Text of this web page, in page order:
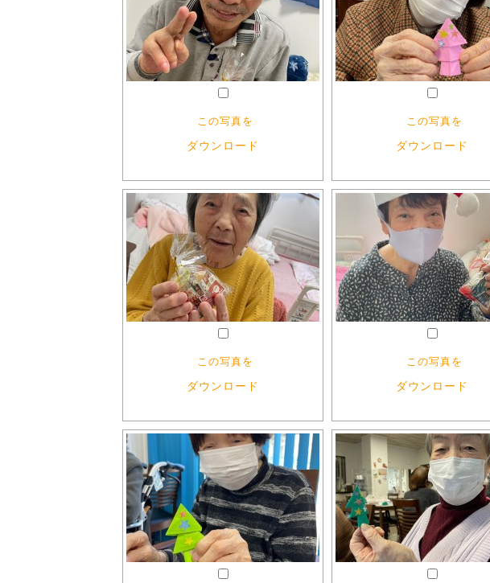
この写真を
ダウンロード
この写真を
ダウンロード
この写真を
ダウンロード
この写真を
ダウンロード